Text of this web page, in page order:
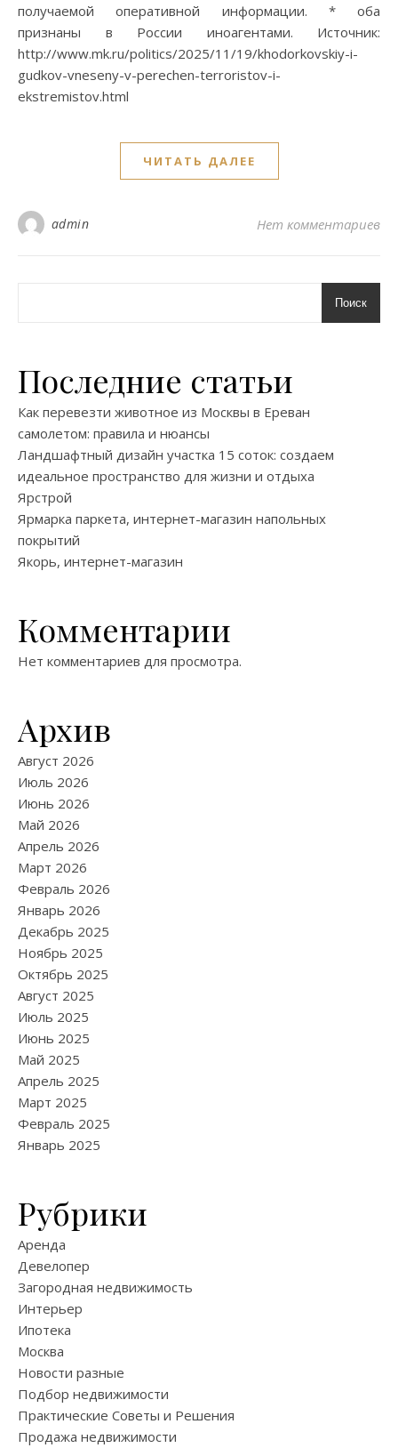
получаемой оперативной информации. * оба
признаны в России иноагентами. Источник:
http://www.mk.ru/politics/2025/11/19/khodorkovskiy-i-
gudkov-vneseny-v-perechen-terroristov-i-
ekstremistov.html
ЧИТАТЬ ДАЛЕЕ
admin Нет комментариев
Поиск
Последние статьи
Как перевезти животное из Москвы в Ереван
самолетом: правила и нюансы
Ландшафтный дизайн участка 15 соток: создаем
идеальное пространство для жизни и отдыха
Ярстрой
Ярмарка паркета, интернет-магазин напольных
покрытий
Якорь, интернет-магазин
Комментарии
Нет комментариев для просмотра.
Архив
Август 2026
Июль 2026
Июнь 2026
Май 2026
Апрель 2026
Март 2026
Февраль 2026
Январь 2026
Декабрь 2025
Ноябрь 2025
Октябрь 2025
Август 2025
Июль 2025
Июнь 2025
Май 2025
Апрель 2025
Март 2025
Февраль 2025
Январь 2025
Рубрики
Аренда
Девелопер
Загородная недвижимость
Интерьер
Ипотека
Москва
Новости разные
Подбор недвижимости
Практические Советы и Решения
Продажа недвижимости